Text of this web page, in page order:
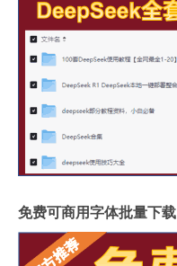
免费可商用字体批量下载